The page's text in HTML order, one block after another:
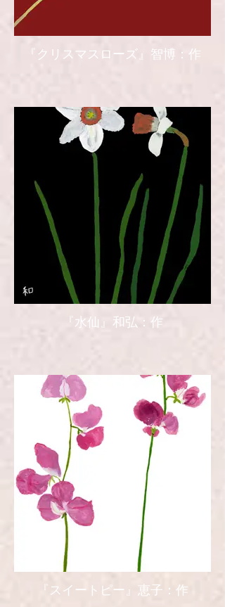
『クリスマスローズ』智博：作
『水仙』和弘：作
『スイートピー』恵子：作